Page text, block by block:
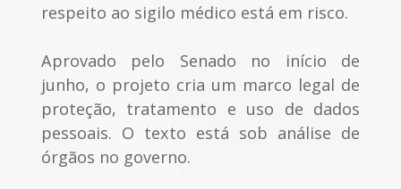
respeito ao sigilo médico está em risco.
Aprovado pelo Senado no início de
junho, o projeto cria um marco legal de
proteção, tratamento e uso de dados
pessoais. O texto está sob análise de
órgãos no governo.